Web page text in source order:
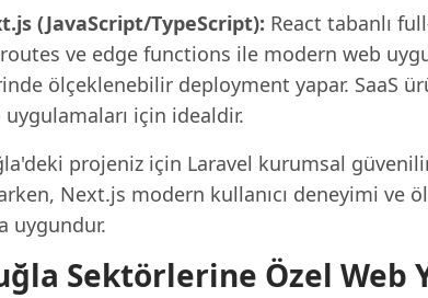
(JavaScript/TypeScript): React tabanlı
ve edge functions ile modern web
ölçeklenebilir deployment yapar. SaaS
uygulamaları için idealdir.
projeniz için Laravel kurumsal
Next.js modern kullanıcı deneyimi ve
uygundur.
Sektörlerine Özel Web